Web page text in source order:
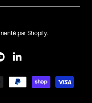
par Shopify.